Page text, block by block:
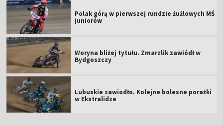
Polak górą w pierwszej rundzie żużlowych MŚ
juniorów
Woryna bliżej tytułu. Zmarzlik zawiódł w
Bydgoszczy
Lubuskie zawiodło. Kolejne bolesne porażki
w Ekstralidze